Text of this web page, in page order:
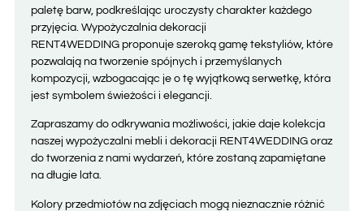
paletę barw, podkreślając uroczysty charakter każdego
przyjęcia. Wypożyczalnia dekoracji
RENT4WEDDING proponuje szeroką gamę tekstyliów, które
pozwalają na tworzenie spójnych i przemyślanych
kompozycji, wzbogacając je o tę wyjątkową serwetkę, która
jest symbolem świeżości i elegancji.
Zapraszamy do odkrywania możliwości, jakie daje kolekcja
naszej wypożyczalni mebli i dekoracji RENT4WEDDING oraz
do tworzenia z nami wydarzeń, które zostaną zapamiętane
na długie lata.
Kolory przedmiotów na zdjęciach mogą nieznacznie różnić